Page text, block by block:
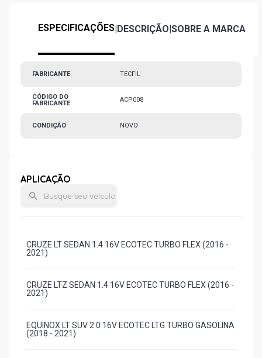
ESPECIFICAÇÕES|DESCRIÇÃO|SOBRE A MARCA
FABRICANTE TECFIL
CÓDIGO DO
FABRICANTE
ACP008
CONDIÇÃO NOVO
APLICAÇÃO
CRUZE LT SEDAN 1.4 16V ECOTEC TURBO FLEX (2016 -
2021)
CRUZE LTZ SEDAN 1.4 16V ECOTEC TURBO FLEX (2016 -
2021)
EQUINOX LT SUV 2.0 16V ECOTEC LTG TURBO GASOLINA
(2018 - 2021)